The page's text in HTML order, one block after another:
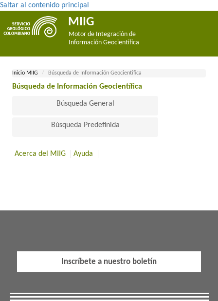
Saltar al contenido principal
MIIG
Motor de Integración de
Información Geocientífica
Inicio MII​​​G Búsqueda de Información Geocientífica
Búsqueda de Información Geocientífica​
Búsqueda General
Búsqueda Predefinida
Acerca del MIIG Ayuda
Inscríbete a nuestro boletín